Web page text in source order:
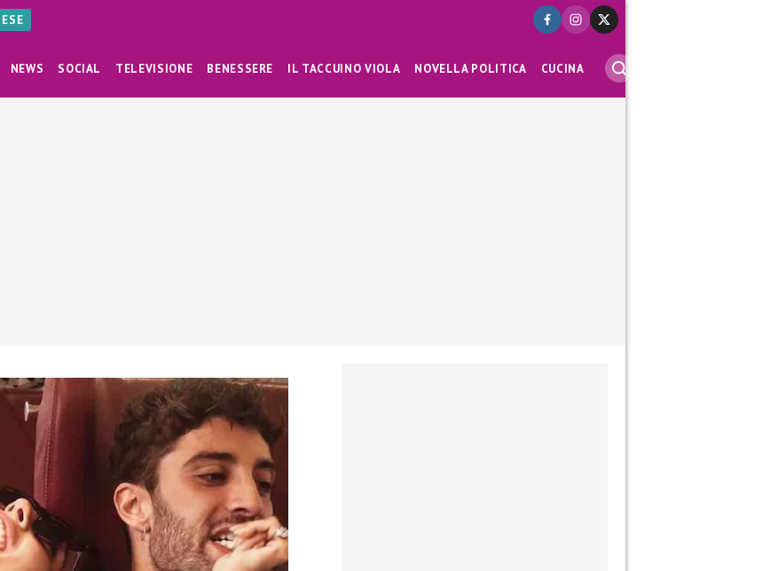
NEWS SOCIAL TELEVISIONE BENESSERE IL TACCUINO VIOLA NOVELLA POLITICA CUCINA